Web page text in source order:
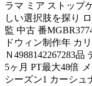
ラマ ミア ストップ
しい選択肢を探り
監 中古 番
ドウィン制作年 カ
Ｎ4988142267283
5ヶ月 PT最大48倍
シーズン1 カーシュ